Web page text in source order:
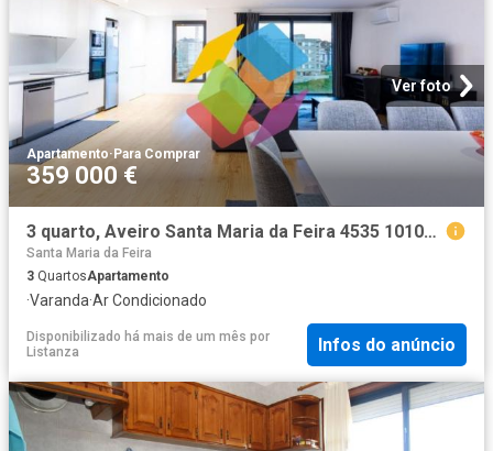
Ver foto
Apartamento·Para Comprar
359 000 €
3 quarto, Aveiro Santa Maria da Feira 4535 101090394
Santa Maria da Feira
3 QuartosApartamento
·Varanda·Ar Condicionado
Disponibilizado há mais de um mês por
Listanza
Infos do anúncio